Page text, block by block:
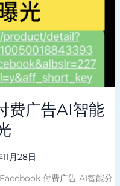
费广告AI智能
月28日
付费广告 AI智能分